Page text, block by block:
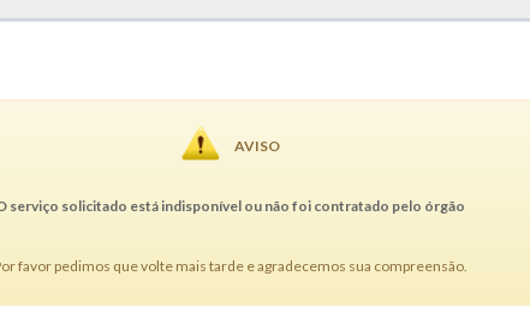
AVISO
serviço solicitado está indisponível ou não foi contratado pelo órgão
favor pedimos que volte mais tarde e agradecemos sua compreensão.